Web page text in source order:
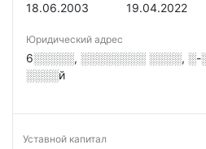
18.06.2003 19.04.2022
Юридический адрес
6░░░░░, ░░░░░░░░ ░░░░, ░-
░░░░й
Уставной капитал